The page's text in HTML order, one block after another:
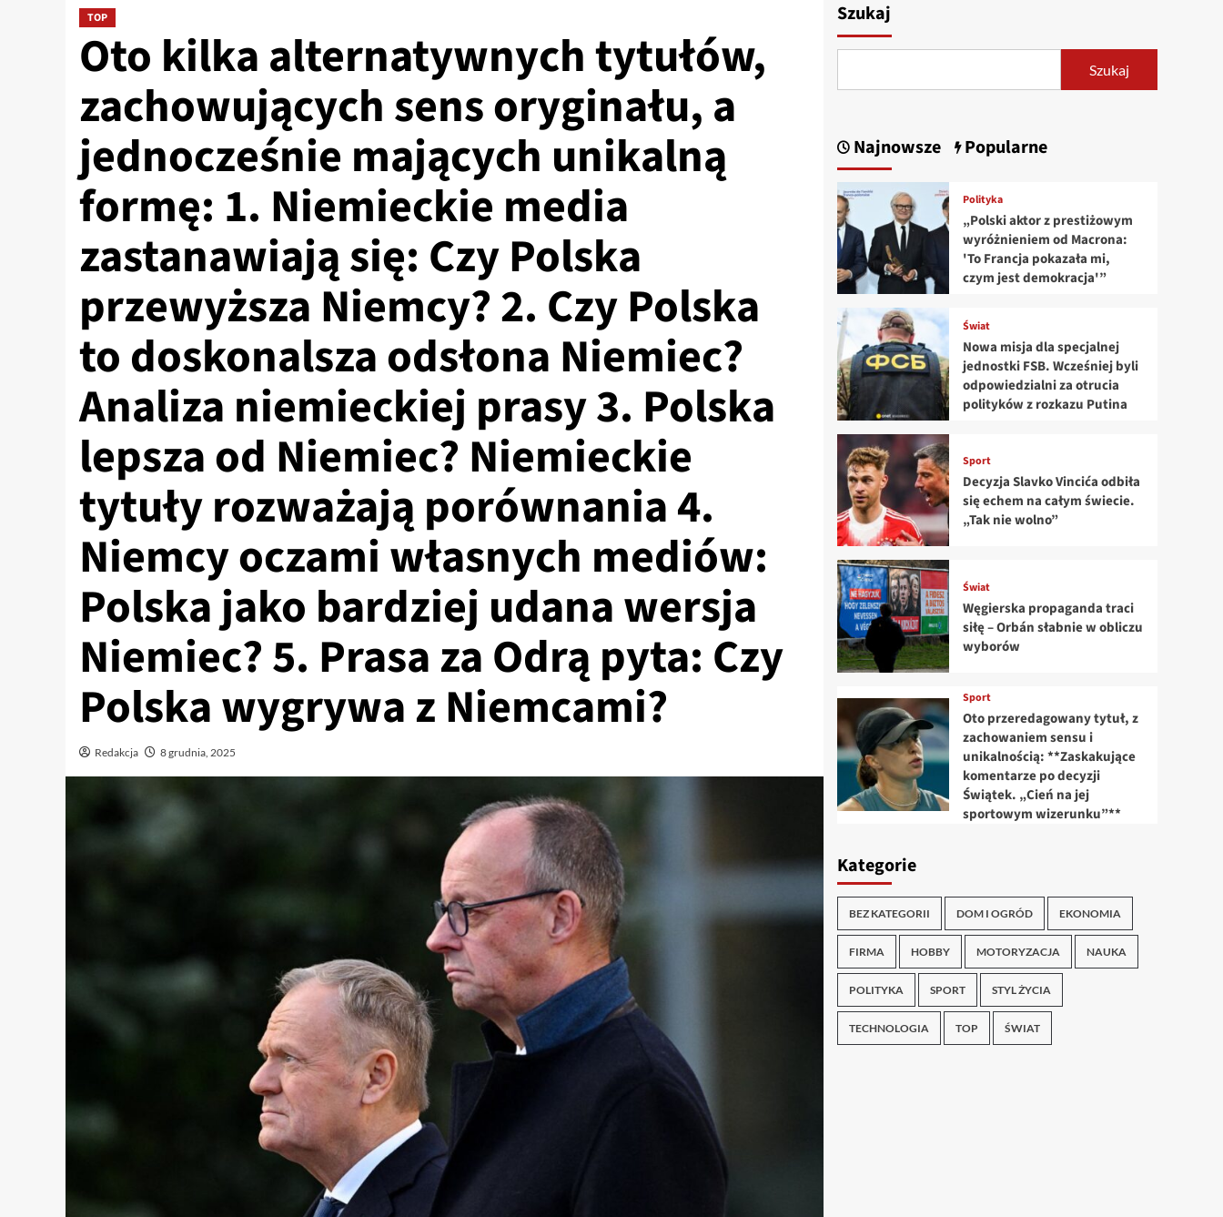
TOP
Oto kilka alternatywnych tytułów,
zachowujących sens oryginału, a
jednocześnie mających unikalną
formę: 1. Niemieckie media
zastanawiają się: Czy Polska
przewyższa Niemcy? 2. Czy Polska
to doskonalsza odsłona Niemiec?
Analiza niemieckiej prasy 3. Polska
lepsza od Niemiec? Niemieckie
tytuły rozważają porównania 4.
Niemcy oczami własnych mediów:
Polska jako bardziej udana wersja
Niemiec? 5. Prasa za Odrą pyta: Czy
Polska wygrywa z Niemcami?
Redakcja 8 grudnia, 2025
Szukaj
Szukaj
Najnowsze Popularne
Polityka
„Polski aktor z prestiżowym
wyróżnieniem od Macrona:
'To Francja pokazała mi,
czym jest demokracja'”
Świat
Nowa misja dla specjalnej
jednostki FSB. Wcześniej byli
odpowiedzialni za otrucia
polityków z rozkazu Putina
Sport
Decyzja Slavko Vincića odbiła
się echem na całym świecie.
„Tak nie wolno”
Świat
Węgierska propaganda traci
siłę – Orbán słabnie w obliczu
wyborów
Sport
Oto przeredagowany tytuł, z
zachowaniem sensu i
unikalnością: **Zaskakujące
komentarze po decyzji
Świątek. „Cień na jej
sportowym wizerunku”**
Kategorie
BEZ KATEGORII DOM I OGRÓD EKONOMIA
FIRMA HOBBY MOTORYZACJA NAUKA
POLITYKA SPORT STYL ŻYCIA
TECHNOLOGIA TOP ŚWIAT